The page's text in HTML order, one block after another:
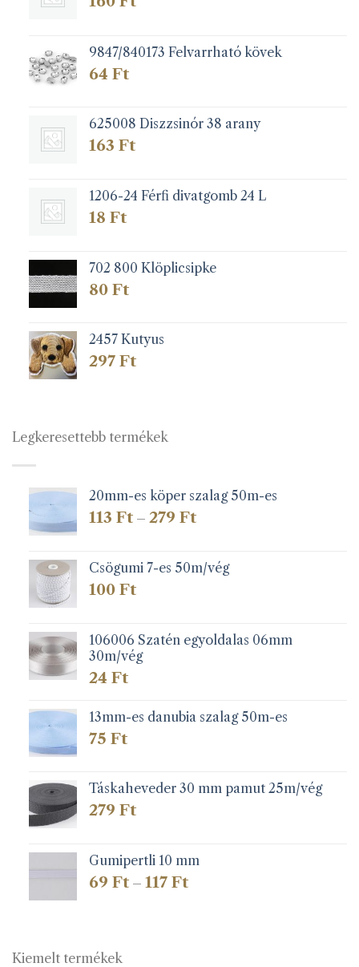
9847/840173 Felvarrható kövek
64 Ft
625008 Diszzsinór 38 arany
163 Ft
1206-24 Férfi divatgomb 24 L
18 Ft
702 800 Klöplicsipke
80 Ft
2457 Kutyus
297 Ft
Legkeresettebb termékek
20mm-es köper szalag 50m-es
113 Ft – 279 FtÁrtartomány:
279 Ft
Csögumi 7-es 50m/vég
100 Ft
106006 Szatén egyoldalas 06mm
30m/vég
24 Ft
13mm-es danubia szalag 50m-es
75 Ft
Táskaheveder 30 mm pamut 25m/vég
279 Ft
Gumipertli 10 mm
69 Ft – 117 FtÁrtartomány:
Kiemelt termékek